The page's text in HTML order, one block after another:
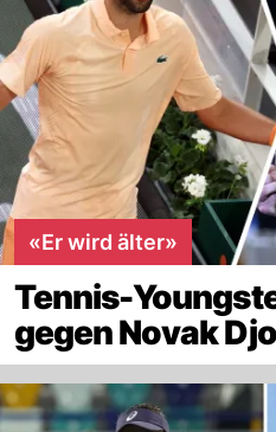
«Er wird älter»
Tennis-
gegen Novak